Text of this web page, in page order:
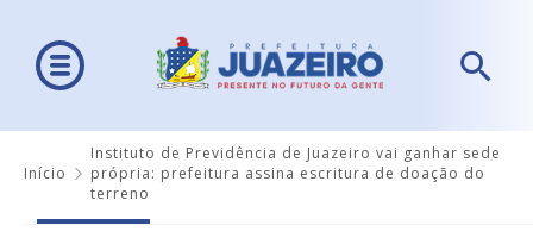
Início
Instituto de Previdência de Juazeiro vai ganhar sede
própria: prefeitura assina escritura de doação do
terreno